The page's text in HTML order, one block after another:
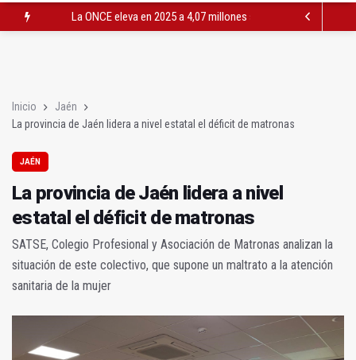
La ONCE eleva en 2025 a 4,07 millones su inversión social en
Inicio
Jaén
La provincia de Jaén lidera a nivel estatal el déficit de matronas
JAÉN
La provincia de Jaén lidera a nivel
estatal el déficit de matronas
SATSE, Colegio Profesional y Asociación de Matronas analizan la
situación de este colectivo, que supone un maltrato a la atención
sanitaria de la mujer